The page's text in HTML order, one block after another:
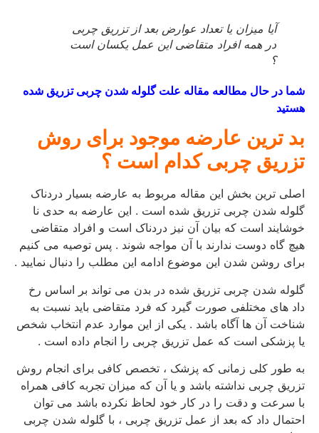
آیا میزان یا تعداد عوارض بعد از تزریق چربی
در همه افراد متقاضی این عمل یکسان است
؟
شما در حال مطالعه مقاله علت گلوله شدن چربی تزریق شده
هستید
بد ترین عارضه موجود برای روش
تزریق چربی کدام است ؟
اصلی ترین بخش این مقاله مربوط به عارضه بسیار دردناک
گلوله شدن چربی تزریق شده است . این عارضه به حدی نا
خوشایند است که بیان آن نیز دردناک است و افراد متقاضی
هیچ گاه دوست ندارند با آن مواجه شوند . پس توصیه می کنیم
برای روشن شدن این موضوع ادامه این مطلب را دنبال نمایید .
گلوله شدن چربی تزریق شده در بدن می تواند بر اساس رخ
داد های مختلفی صورت گیرد که فرد متقاضی باید نسبت به
شناخت آن ها آگاه باشد . یکی از این موارد عدم انتخاب شخص
یا پزشکی است که عمل تزریق چربی را انجام داده است .
به طور کلی زمانی که پزشک ، تخصص کافی برای انجام روش
تزریق چربی نداشته باشد و یا آن که میزان تجربه کافی همراه
با سرعت و دقت را در کار خود لحاظ نکرده باشد می توان
احتمال داد که بعد از عمل تزریق چربی ، با گلوله شدن چربی